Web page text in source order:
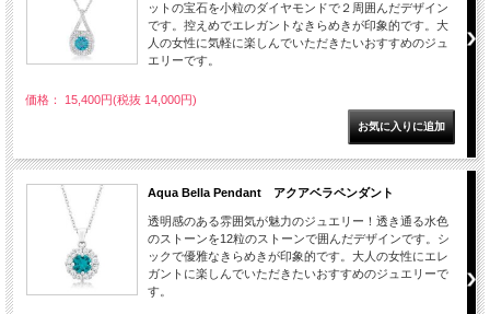
ットの宝石を小粒のダイヤモンドで２周囲んだデザイン
です。控えめでエレガントなきらめきが印象的です。大
人の女性に気軽に楽しんでいただきたいおすすめのジュ
エリーです。
価格： 15,400円(税抜 14,000円)
Aqua Bella Pendant アクアベラペンダント
透明感のある雰囲気が魅力のジュエリー！透き通る水色
のストーンを12粒のストーンで囲んだデザインです。シ
ックで優雅なきらめきが印象的です。大人の女性にエレ
ガントに楽しんでいただきたいおすすめのジュエリーで
す。